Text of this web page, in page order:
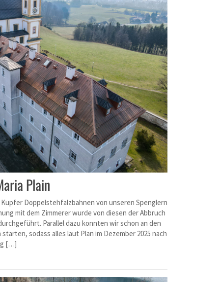
Plain
Doppelstehfalzbahnen von unseren Spenglern
mit dem Zimmerer wurde von diesen der Abbruch
Parallel dazu konnten wir schon an den
sodass alles laut Plan im Dezember 2025 nach
[…]